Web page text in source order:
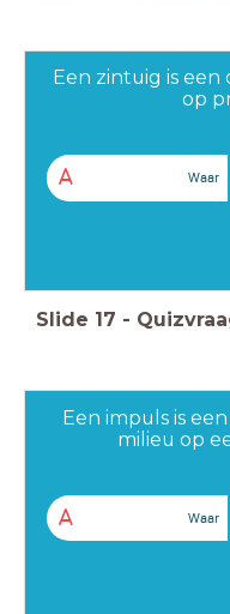
Een zintuig is
op
A Waar
Slide 17 -
Een impuls is
milieu op
A Waar